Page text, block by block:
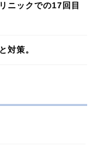
ニックでの17回目
対策。